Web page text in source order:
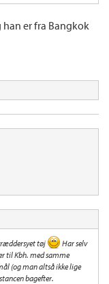
han er fra Bangkok
tøj
Har selv
til Kbh. med samme
(og man altså ikke lige
bagefter.